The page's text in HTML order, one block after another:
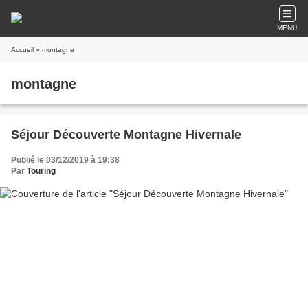
MENU
Accueil » montagne
montagne
Séjour Découverte Montagne Hivernale
Publié le 03/12/2019 à 19:38
Par Touring